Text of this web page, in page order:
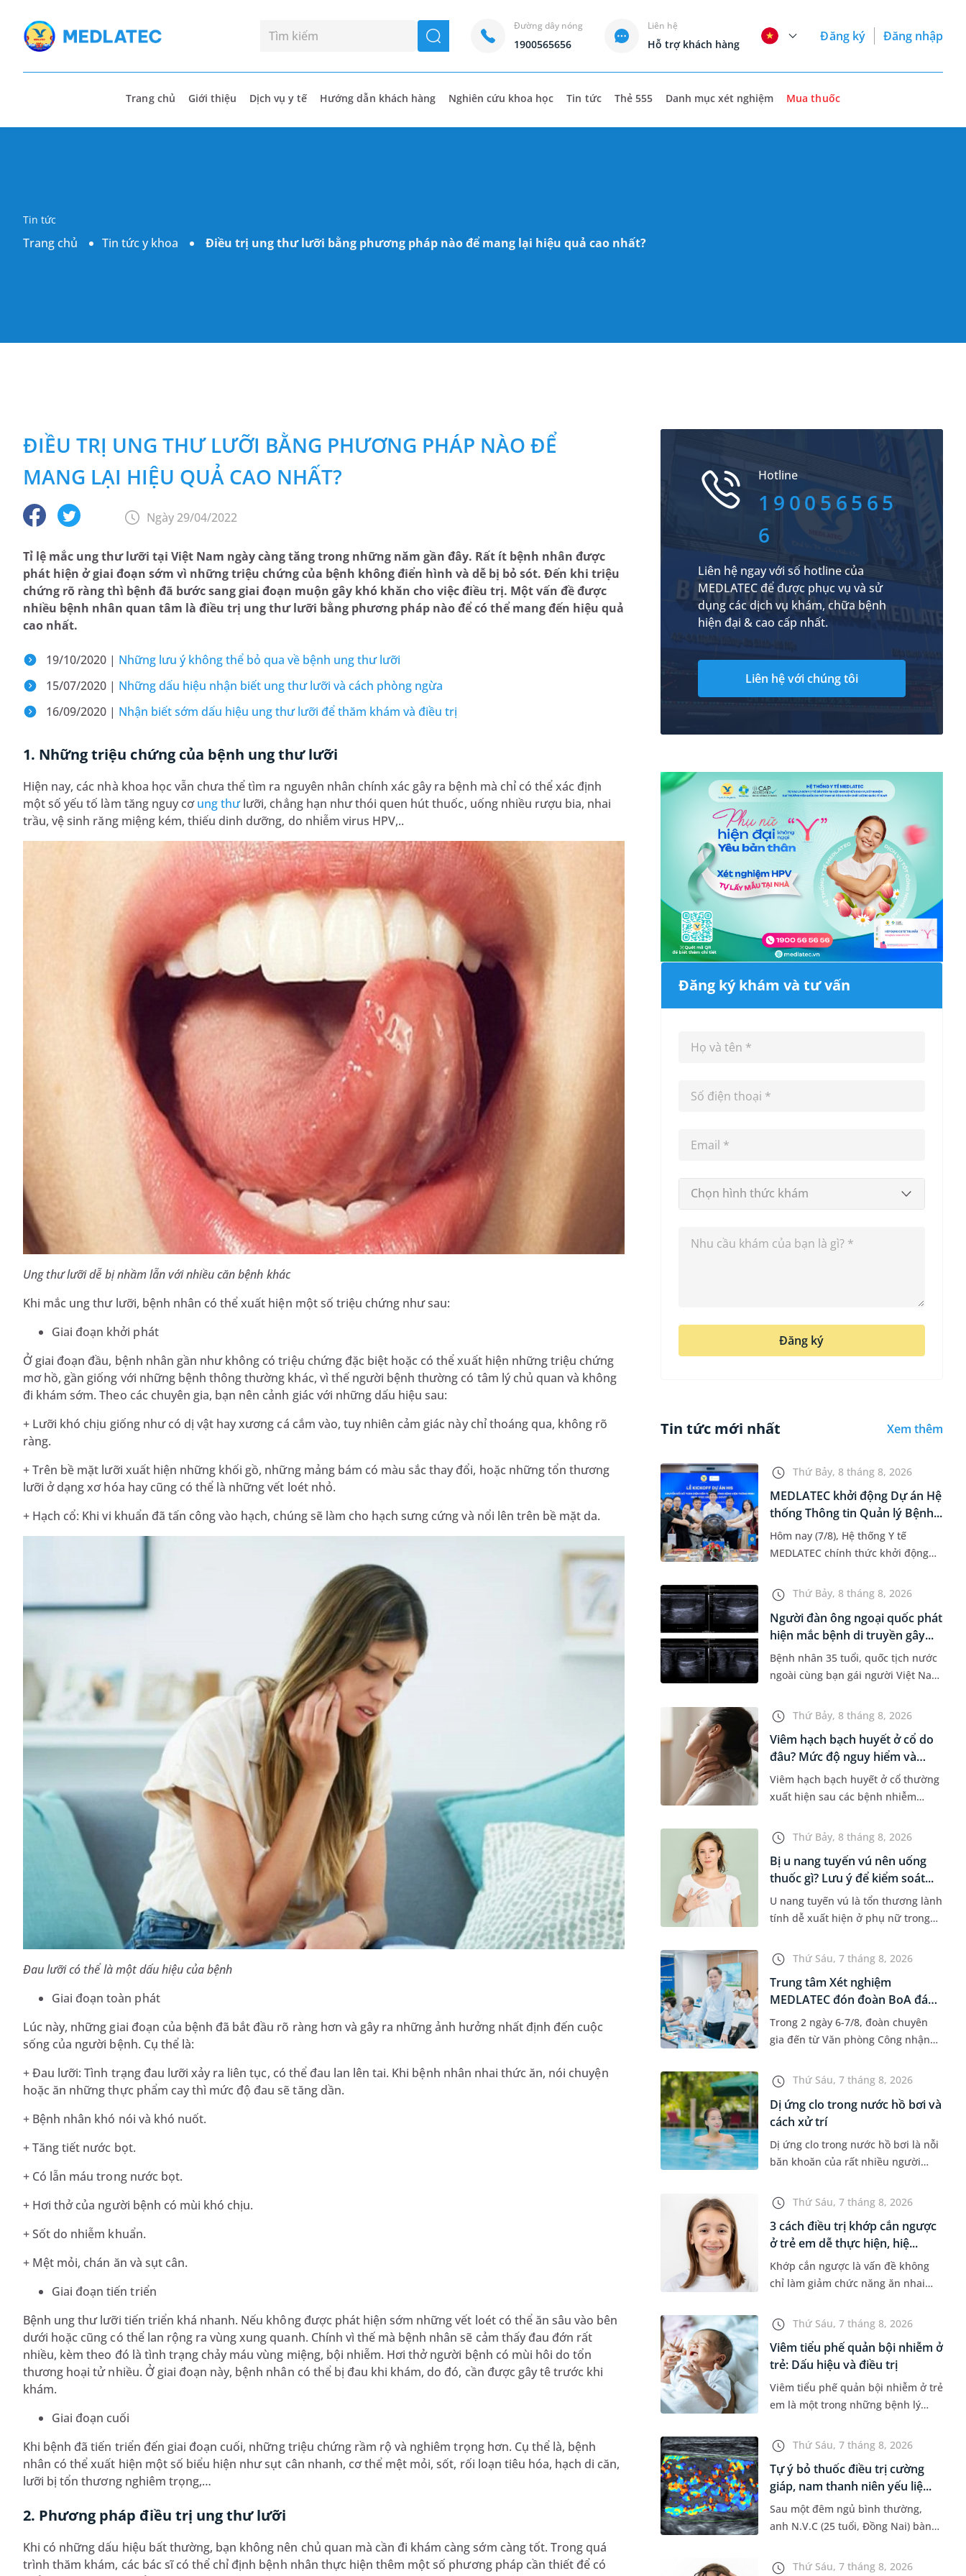
seach
Đường dây nóng
1900565656
Liên hệ
Hỗ trợ khách hàng
Đăng ký Đăng nhập
Trang chủ Giới thiệu Dịch vụ y tế Hướng dẫn khách hàng Nghiên cứu khoa học Tin tức Thẻ 555 Danh mục xét nghiệm Mua thuốc
Tin tức
Trang chủ Tin tức y khoa Điều trị ung thư lưỡi bằng phương pháp nào để mang lại hiệu quả cao nhất?
ĐIỀU TRỊ UNG THƯ LƯỠI BẰNG PHƯƠNG PHÁP NÀO ĐỂ
MANG LẠI HIỆU QUẢ CAO NHẤT?
Ngày 29/04/2022
Tỉ lệ mắc ung thư lưỡi tại Việt Nam ngày càng tăng trong những năm gần đây. Rất ít bệnh nhân được
phát hiện ở giai đoạn sớm vì những triệu chứng của bệnh không điển hình và dễ bị bỏ sót. Đến khi triệu
chứng rõ ràng thì bệnh đã bước sang giai đoạn muộn gây khó khăn cho việc điều trị. Một vấn đề được
nhiều bệnh nhân quan tâm là điều trị ung thư lưỡi bằng phương pháp nào để có thể mang đến hiệu quả
cao nhất.
19/10/2020 | Những lưu ý không thể bỏ qua về bệnh ung thư lưỡi
15/07/2020 | Những dấu hiệu nhận biết ung thư lưỡi và cách phòng ngừa
16/09/2020 | Nhận biết sớm dấu hiệu ung thư lưỡi để thăm khám và điều trị
1. Những triệu chứng của bệnh ung thư lưỡi
Hiện nay, các nhà khoa học vẫn chưa thể tìm ra nguyên nhân chính xác gây ra bệnh mà chỉ có thể xác định
một số yếu tố làm tăng nguy cơung thưlưỡi, chẳng hạn như thói quen hút thuốc, uống nhiều rượu bia, nhai
trầu, vệ sinh răng miệng kém, thiếu dinh dưỡng, do nhiễm virus HPV,..
Ung thư lưỡi dễ bị nhầm lẫn với nhiều căn bệnh khác
Khi mắc ung thư lưỡi, bệnh nhân có thể xuất hiện một số triệu chứng như sau:
Giai đoạn khởi phát
Ở giai đoạn đầu, bệnh nhân gần như không có triệu chứng đặc biệt hoặc có thể xuất hiện những triệu chứng
mơ hồ, gần giống với những bệnh thông thường khác, vì thế người bệnh thường có tâm lý chủ quan và không
đi khám sớm. Theo các chuyên gia, bạn nên cảnh giác với những dấu hiệu sau:
+ Lưỡi khó chịu giống như có dị vật hay xương cá cắm vào, tuy nhiên cảm giác này chỉ thoáng qua, không rõ
ràng.
+ Trên bề mặt lưỡi xuất hiện những khối gồ, những mảng bám có màu sắc thay đổi, hoặc những tổn thương
lưỡi ở dạng xơ hóa hay cũng có thể là những vết loét nhỏ.
+ Hạch cổ: Khi vi khuẩn đã tấn công vào hạch, chúng sẽ làm cho hạch sưng cứng và nổi lên trên bề mặt da.
Đau lưỡi có thể là một dấu hiệu của bệnh
Giai đoạn toàn phát
Lúc này, những giai đoạn của bệnh đã bắt đầu rõ ràng hơn và gây ra những ảnh hưởng nhất định đến cuộc
sống của người bệnh. Cụ thể là:
+ Đau lưỡi: Tình trạng đau lưỡi xảy ra liên tục, có thể đau lan lên tai. Khi bệnh nhân nhai thức ăn, nói chuyện
hoặc ăn những thực phẩm cay thì mức độ đau sẽ tăng dần.
+ Bệnh nhân khó nói và khó nuốt.
+ Tăng tiết nước bọt.
+ Có lẫn máu trong nước bọt.
+ Hơi thở của người bệnh có mùi khó chịu.
+ Sốt do nhiễm khuẩn.
+ Mệt mỏi, chán ăn và sụt cân.
Giai đoạn tiến triển
Bệnh ung thư lưỡi tiến triển khá nhanh. Nếu không được phát hiện sớm những vết loét có thể ăn sâu vào bên
dưới hoặc cũng có thể lan rộng ra vùng xung quanh. Chính vì thế mà bệnh nhân sẽ cảm thấy đau đớn rất
nhiều, kèm theo đó là tình trạng chảy máu vùng miệng, bội nhiễm. Hơi thở người bệnh có mùi hôi do tổn
thương hoại tử nhiều. Ở giai đoạn này, bệnh nhân có thể bị đau khi khám, do đó, cần được gây tê trước khi
khám.
Giai đoạn cuối
Khi bệnh đã tiến triển đến giai đoạn cuối, những triệu chứng rầm rộ và nghiêm trọng hơn. Cụ thể là, bệnh
nhân có thể xuất hiện một số biểu hiện như sụt cân nhanh, cơ thể mệt mỏi, sốt, rối loạn tiêu hóa, hạch di căn,
lưỡi bị tổn thương nghiêm trọng,…
2. Phương pháp điều trị ung thư lưỡi
Khi có những dấu hiệu bất thường, bạn không nên chủ quan mà cần đi khám càng sớm càng tốt. Trong quá
trình thăm khám, các bác sĩ có thể chỉ định bệnh nhân thực hiện thêm một số phương pháp cần thiết để có
Hotline
190056565
6
Liên hệ ngay với số hotline của
MEDLATEC để được phục vụ và sử
dụng các dịch vụ khám, chữa bệnh
hiện đại & cao cấp nhất.
Liên hệ với chúng tôi
Đăng ký khám và tư vấn
Chọn hình thức khám
Đăng ký
Tin tức mới nhất Xem thêm
Thứ Bảy, 8 tháng 8, 2026
MEDLATEC khởi động Dự án Hệ
thống Thông tin Quản lý Bệnh...
Hôm nay (7/8), Hệ thống Y tế
MEDLATEC chính thức khởi động
Bệnh viện (HIS - Hospital
Information System) giai đoạn mới.
Dự á...
Thứ Bảy, 8 tháng 8, 2026
Người đàn ông ngoại quốc phát
hiện mắc bệnh di truyền gây...
Bệnh nhân 35 tuổi, quốc tịch nước
ngoài cùng bạn gái người Việt Nam
hôn nhân. Qua thăm khám và làm
các xét nghiệm chuyên sâu,...
Thứ Bảy, 8 tháng 8, 2026
Viêm hạch bạch huyết ở cổ do
đâu? Mức độ nguy hiểm và
phư...
Viêm hạch bạch huyết ở cổ thường
xuất hiện sau các bệnh nhiễm
đến lao hạch hoặc ung thư. Để tìm
hiểu nguyên nhân gây viêm,...
Thứ Bảy, 8 tháng 8, 2026
Bị u nang tuyến vú nên uống
thuốc gì? Lưu ý để kiểm soát...
U nang tuyến vú là tổn thương lành
tính dễ xuất hiện ở phụ nữ trong
mắc bệnh, nhiều người thường
băn khoăn u nang tuyến v...
Thứ Sáu, 7 tháng 8, 2026
Trung tâm Xét nghiệm
MEDLATEC đón đoàn BoA đánh
giá giám...
Trong 2 ngày 6-7/8, đoàn chuyên
gia đến từ Văn phòng Công nhận
nhận và đánh giá cao nỗ lực duy trì
hệ thống quản lý chất lượ...
Thứ Sáu, 7 tháng 8, 2026
Dị ứng clo trong nước hồ bơi và
cách xử trí
Dị ứng clo trong nước hồ bơi là nỗi
băn khoăn của rất nhiều người
trường hợp thường xuyên bơi ở
những hồ bơi nhân tạo. Bài v...
Thứ Sáu, 7 tháng 8, 2026
3 cách điều trị khớp cắn ngược
ở trẻ em dễ thực hiện, hiệ...
Khớp cắn ngược là vấn đề không
chỉ làm giảm chức năng ăn nhai
đối của khuôn mặt. Do đó, cần khắc
phục sớm tình trạng này để...
Thứ Sáu, 7 tháng 8, 2026
Viêm tiểu phế quản bội nhiễm ở
trẻ: Dấu hiệu và điều trị
Viêm tiểu phế quản bội nhiễm ở trẻ
em là một trong những bệnh lý
bùng phát vào thời điểm giao mùa.
Khi những tổn thương ban đầ...
Thứ Sáu, 7 tháng 8, 2026
Tự ý bỏ thuốc điều trị cường
giáp, nam thanh niên yếu liệ...
Sau một đêm ngủ bình thường,
anh N.V.C (25 tuổi, Đồng Nai) bàng
không thể vận động đi lại được. Kết
Thứ Sáu, 7 tháng 8, 2026